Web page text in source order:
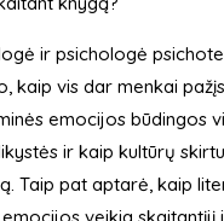
ir psichologė
kaip vis dar menkai
emocijos būdingos
ir kaip kultūrų
Taip pat aptarė, kaip